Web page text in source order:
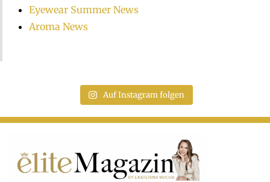
Eyewear Summer News
Aroma News
Auf Instagram folgen